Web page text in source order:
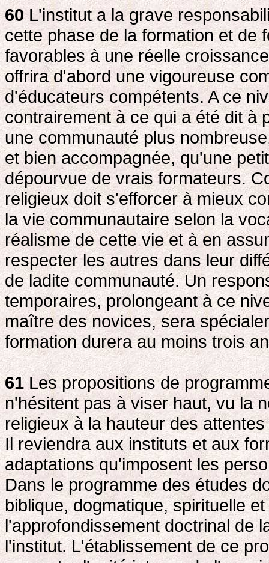
60L'institut a la grave
cette phase de la formation et de
favorables à une réelle
offrira d'abord une vigoureuse
d'éducateurs compétents. A ce
contrairement à ce qui a été dit à
une communauté plus
et bien accompagnée, qu'une
dépourvue de vrais formateurs.
religieux doit s'efforcer à mieux
la vie communautaire selon la
réalisme de cette vie et à en
respecter les autres dans leur
de ladite communauté. Un
temporaires, prolongeant à ce
maître des novices, sera
formation durera au moins trois
61Les propositions de
n'hésitent pas à viser haut, vu la
religieux à la hauteur des
Il reviendra aux instituts et aux
adaptations qu'imposent les
Dans le programme des études
biblique, dogmatique, spirituelle
l'approfondissement doctrinal de
l'institut. L'établissement de ce